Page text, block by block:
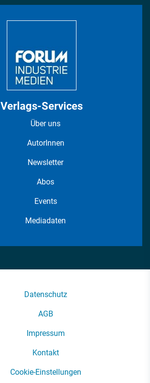
Verlags-Services
Über uns
AutorInnen
Newsletter
Abos
Events
Mediadaten
Datenschutz
AGB
Impressum
Kontakt
Cookie-Einstellungen